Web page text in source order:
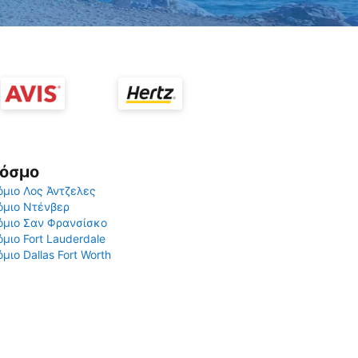
Λος Άντζελες
Ντένβερ
Σαν Φρανσίσκο
Fort Lauderdale
Dallas Fort Worth